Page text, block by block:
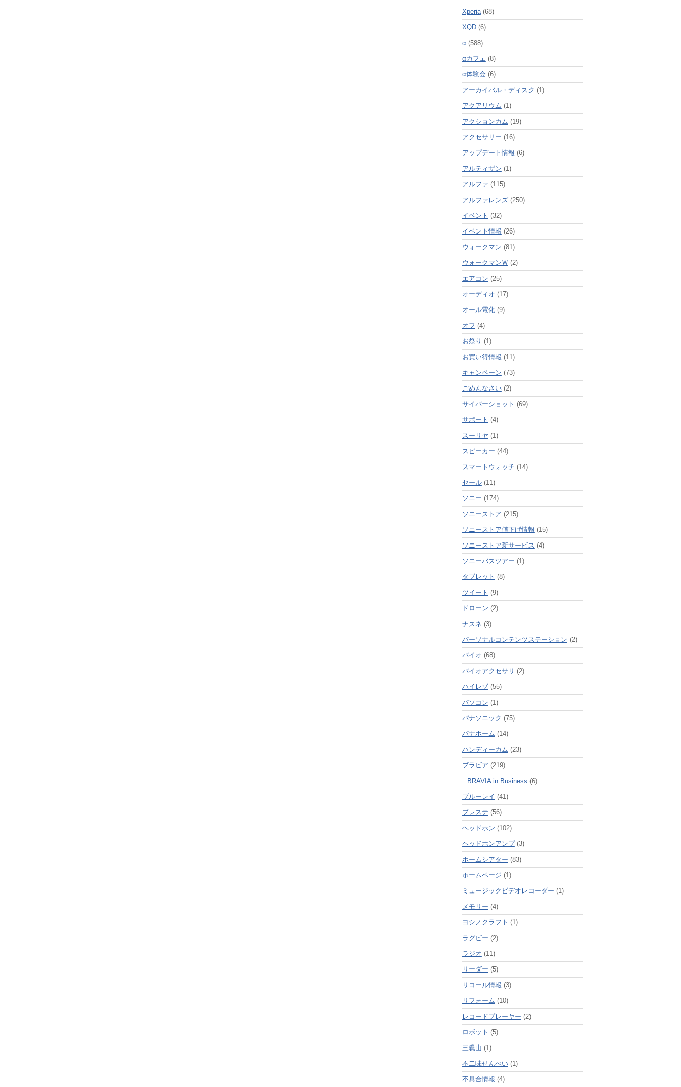
Xperia(68)
XQD(6)
α (588)
αカフェ (8)
α体験会 (6)
アーカイバル・ディスク (1)
アクアリウム (1)
アクションカム (19)
アクセサリー (16)
アップデート情報 (6)
アルティザン (1)
アルファ (115)
アルファレンズ(250)
イベント (32)
イベント情報 (26)
ウォークマン (81)
ウォークマンＷ (2)
エアコン (25)
オーディオ (17)
オール電化(9)
オフ (4)
お祭り (1)
お買い得情報 (11)
キャンペーン (73)
ごめんなさい(2)
サイバーショット (69)
サポート (4)
スーリヤ (1)
スピーカー (44)
スマートウォッチ (14)
セール(11)
ソニー (174)
ソニーストア (215)
ソニーストア値下げ情報 (15)
ソニーストア新サービス (4)
ソニーバスツアー (1)
タブレット (8)
ツイート (9)
ドローン (2)
ナスネ (3)
パーソナルコンテンツステーション (2)
バイオ (68)
バイオアクセサリ (2)
ハイレゾ(55)
パソコン (1)
パナソニック (75)
パナホーム (14)
ハンディーカム (23)
ブラビア (219)
BRAVIA in Business (6)
ブルーレイ (41)
プレステ (56)
ヘッドホン (102)
ヘッドホンアンプ(3)
ホームシアター (83)
ホームページ (1)
ミュージックビデオレコーダー (1)
メモリー (4)
ヨシノクラフト (1)
ラグビー (2)
ラジオ (11)
リーダー (5)
リコール情報 (3)
リフォーム (10)
レコードプレーヤー (2)
ロボット (5)
三毳山 (1)
不二味せんべい(1)
不具合情報 (4)